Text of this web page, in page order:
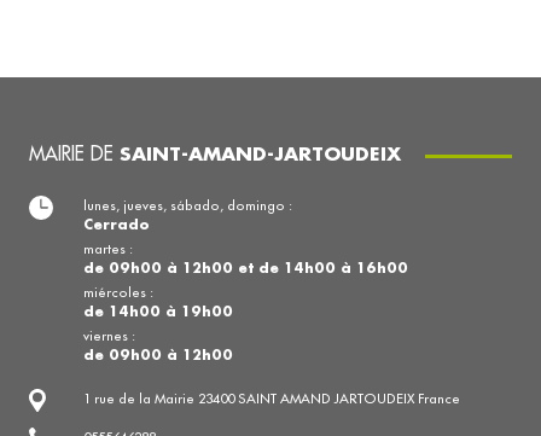
MAIRIE DE SAINT-AMAND-JARTOUDEIX
1 rue de la Mairie 23400 SAINT AMAND JARTOUDEIX France
lunes, jueves, sábado, domingo :
Cerrado
martes :
de 09h00 à 12h00 et de 14h00 à 16h00
miércoles :
de 14h00 à 19h00
viernes :
de 09h00 à 12h00